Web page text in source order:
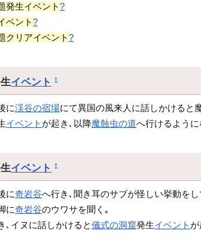
発生イベント?
ベント?
クリアイベント?
イベント †
に渓谷の宿場にて異国の風来人に話しかけると
イベント が起き､以降魔蝕虫の道へ行けるように
イベント †
に奇岩谷へ行き､聞き耳のサブが怪しい挙動をし
に奇岩谷のウワサを聞く｡
､イヌに話しかけると儀式の洞窟発生イベント